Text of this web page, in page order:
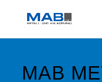
MAB